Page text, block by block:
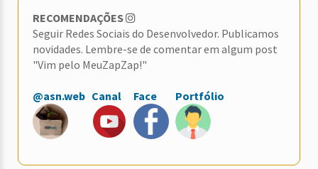
RECOMENDAÇÕES
Seguir Redes Sociais do Desenvolvedor. Publicamos
novidades. Lembre-se de comentar em algum post
"Vim pelo MeuZapZap!"
@asn.web Canal Face Portfólio